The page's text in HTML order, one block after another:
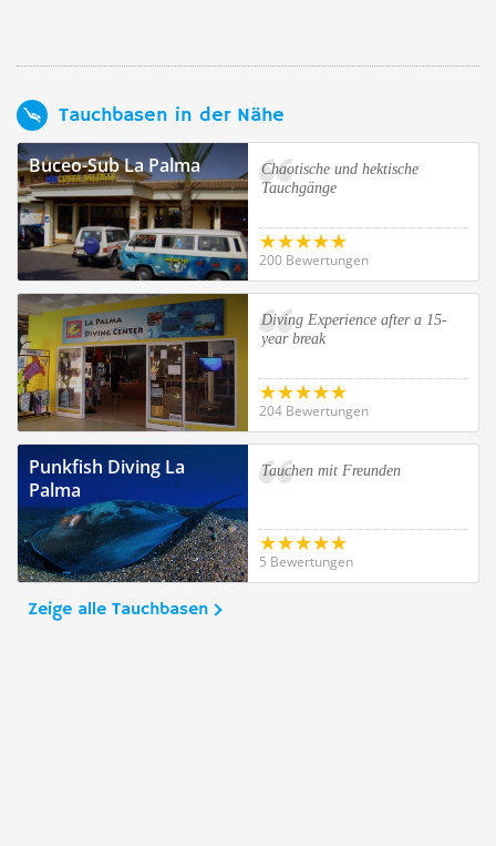
Tauchbasen in der Nähe
Buceo-Sub La Palma
Chaotische und hektische
Tauchgänge
200 Bewertungen
Diving Experience after a 15-
year break
204 Bewertungen
Punkfish Diving La
Palma
Tauchen mit Freunden
5 Bewertungen
Zeige alle Tauchbasen